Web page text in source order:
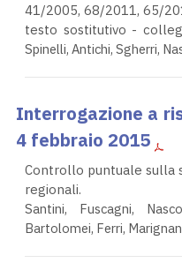
41/2005, 68/2011, 65/
testo sostitutivo -
Spinelli, Antichi, Sgherri,
Interrogazione a
4 febbraio 2015
Controllo puntuale sulla
regionali.
Santini, Fuscagni,
Bartolomei, Ferri,